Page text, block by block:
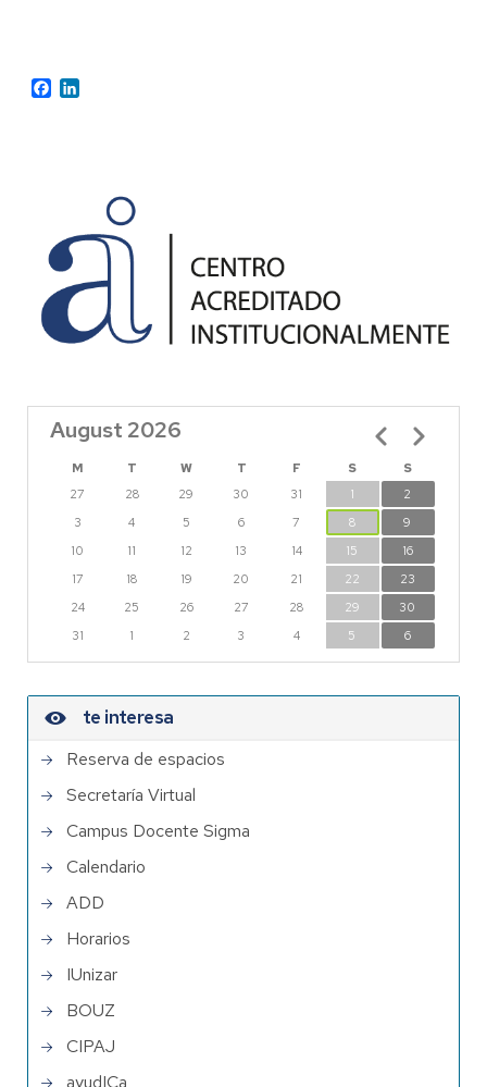
Facebook
August 2026
M T W T F S
S
27
28 29 30 31 1
2
3
4 5 6 7 8
9
10
11 12 13 14 15
16
17
18 19 20 21 22
23
24
25 26 27 28 29
30
31
1 2 3 4 5 6
Pagination
te interesa
Reserva de espacios
Secretaría Virtual
Campus Docente Sigma
Calendario
ADD
Horarios
IUnizar
BOUZ
CIPAJ
ayudICa